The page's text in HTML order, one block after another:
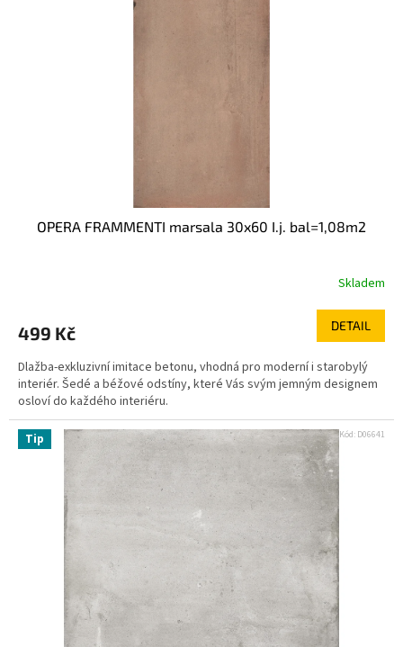
OPERA FRAMMENTI marsala 30x60 I.j. bal=1,08m2
Skladem
499 Kč DETAIL
Dlažba-exkluzivní imitace betonu, vhodná pro moderní i starobylý
interiér. Šedé a béžové odstíny, které Vás svým jemným designem
osloví do každého interiéru.
Tip Kód: D06641